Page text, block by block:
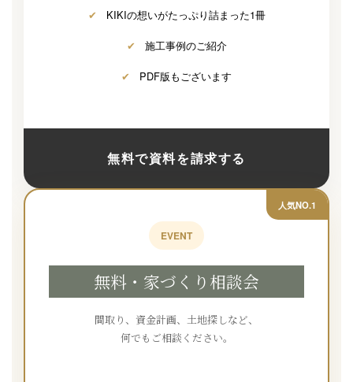
✔ KIKIの想いがたっぷり詰まった1冊
✔ 施工事例のご紹介
✔ PDF版もございます
無料で資料を請求する
人気NO.1
EVENT
無料・家づくり相談会
間取り、資金計画、土地探しなど、
何でもご相談ください。